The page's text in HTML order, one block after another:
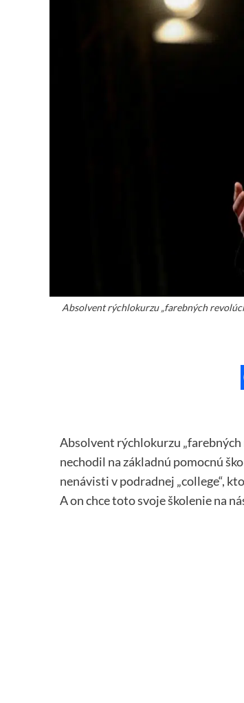
Absolvent rýchlokurzu „farebných
Absolvent rýchlokurzu
nechodil na základnú pomocnú
nenávisti v podradnej „college“,
A on chce toto svoje školenie na